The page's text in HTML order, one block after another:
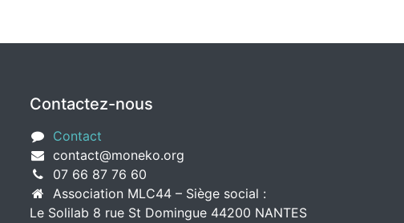
Contactez-nous
Contact
contact@moneko.org
07 66 87 76 60
Association MLC44 – Siège social :
Le Solilab 8 rue St Domingue 44200 NANTES